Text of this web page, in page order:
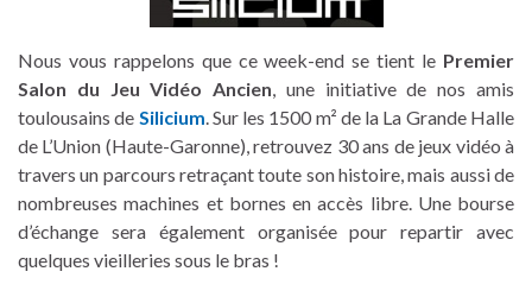
Nous vous rappelons que ce week-end se tient le Premier
Salon du Jeu Vidéo Ancien , une initiative de nos amis
toulousains de Silicium . Sur les 1500 m² de la La Grande Halle
de L’Union (Haute-Garonne), retrouvez 30 ans de jeux vidéo à
travers un parcours retraçant toute son histoire, mais aussi de
nombreuses machines et bornes en accès libre. Une bourse
d’échange sera également organisée pour repartir avec
quelques vieilleries sous le bras !